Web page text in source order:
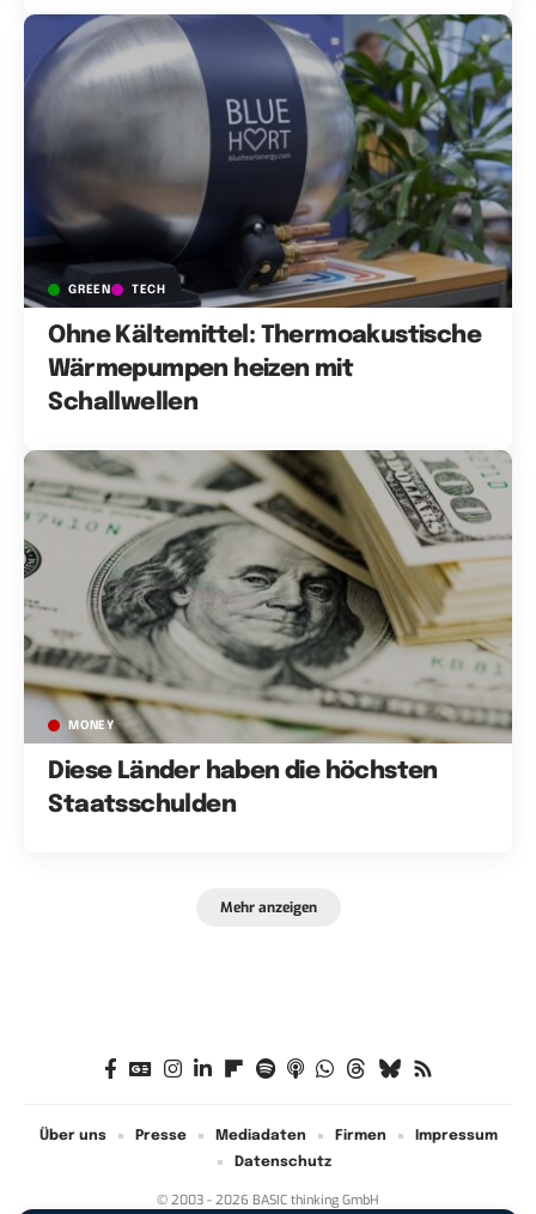
GREEN TECH
Ohne Kältemittel: Thermoakustische
Wärmepumpen heizen mit
Schallwellen
MONEY
Diese Länder haben die höchsten
Staatsschulden
Mehr anzeigen
© 2003 - 2026 BASIC thinking GmbH
Über uns Presse Mediadaten Firmen
Impressum
Datenschutz